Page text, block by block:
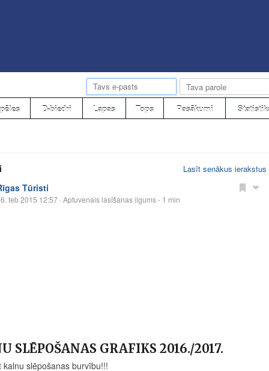
D-biedri Lapas Tops Pasākumi
Lasīt senākus ierakstus
Tūristi
feb 2015 12:57 · Aptuvenais lasīšanas ilgums - 1 min
SLĒPOŠANAS GRAFIKS 2016./2017.
kalnu slēpošanas burvību!!!